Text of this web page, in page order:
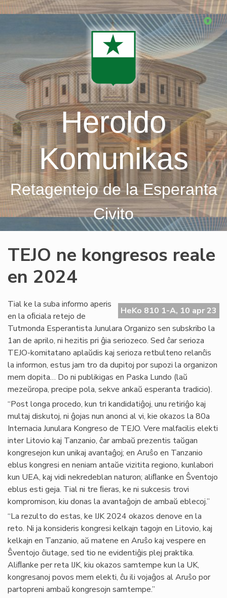
Skip
Heroldo
Komunikas
Retagentejo de la Esperanta
Civito
TEJO ne kongresos reale
en 2024
HeKo 810 1-A, 10 apr 23
Tial ke la suba informo aperis
en la oﬁciala retejo de
Tutmonda Esperantista Junulara Organizo sen subskribo la
1an de aprilo, ni hezitis pri ĝia seriozeco. Sed ĉar serioza
TEJO-komitatano aplaŭdis kaj serioza retbulteno relanĉis
la informon, estus jam tro da dupitoj por supozi la organizon
mem dopita… Do ni publikigas en Paska Lundo (laŭ
mezeŭropa, precipe pola, sekve ankaŭ esperanta tradicio).
“Post longa procedo, kun tri kandidatiĝoj, unu retiriĝo kaj
multaj diskutoj, ni ĝojas nun anonci al vi, kie okazos la 80a
Internacia Junulara Kongreso de TEJO. Vere malfacilis elekti
inter Litovio kaj Tanzanio, ĉar ambaŭ prezentis taŭgan
kongresejon kun unikaj avantaĝoj; en Aruŝo en Tanzanio
eblus kongresi en neniam antaŭe vizitita regiono, kunlabori
kun UEA, kaj vidi nekredeblan naturon; aliﬂanke en Ŝventojo
eblus esti geja. Tial ni tre ﬁeras, ke ni sukcesis trovi
kompromison, kiu donas la avantaĝojn de ambaŭ eblecoj.”
“La rezulto do estas, ke IJK 2024 okazos denove en la
reto. Ni ja konsideris kongresi kelkajn tagojn en Litovio, kaj
kelkajn en Tanzanio, aŭ matene en Aruŝo kaj vespere en
Ŝventojo ĉiutage, sed tio ne evidentiĝis plej praktika.
Aliﬂanke per reta IJK, kiu okazos samtempe kun la UK,
kongresanoj povos mem elekti, ĉu ili vojaĝos al Aruŝo por
partopreni ambaŭ kongresojn samtempe.”